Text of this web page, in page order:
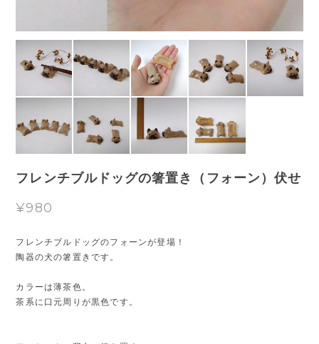
フレンチブルドッグの箸置き（フォーン）伏せ
¥980
フレンチブルドッグのフォーンが登場！
陶器の犬の箸置きです。
カラーは薄茶色。
茶系に口元周りが黒色です。